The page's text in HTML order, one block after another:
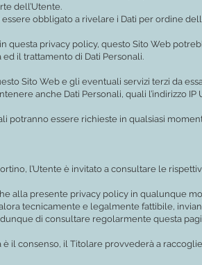
dell’Utente.
obbligato a rivelare i Dati per ordine
questa privacy policy, questo Sito Web
il trattamento di Dati Personali.
Sito Web e gli eventuali servizi terzi da
anche Dati Personali, quali l’indirizzo IP
potranno essere richieste in qualsiasi
l’Utente è invitato a consultare le
alla presente privacy policy in qualunque
tecnicamente e legalmente fattibile,
di consultare regolarmente questa
il consenso, il Titolare provvederà a